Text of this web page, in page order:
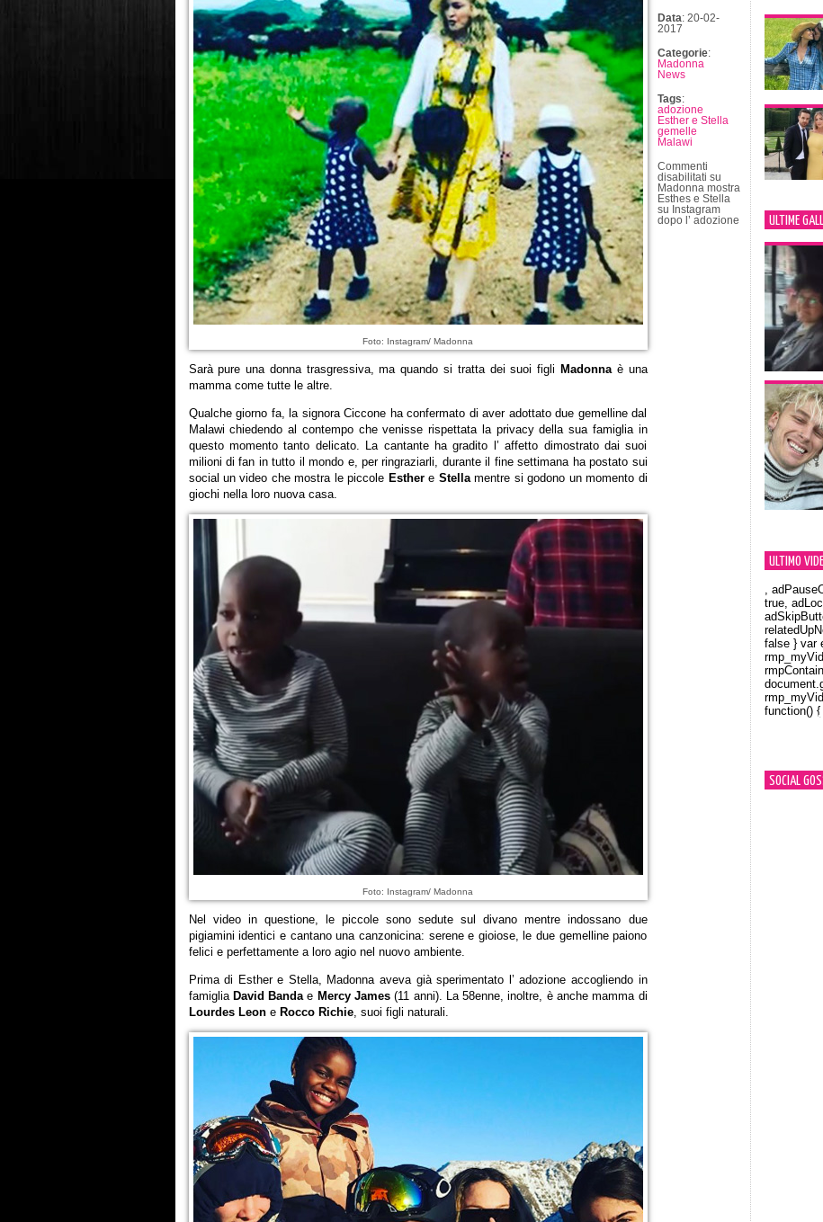
Foto: Instagram/ Madonna
Sarà pure una donna trasgressiva, ma quando si tratta dei suoi figli Madonnaè una
mamma come tutte le altre.
Qualche giorno fa, la signora Ciccone ha confermato di aver adottato due gemelline dal
Malawi chiedendo al contempo che venisse rispettata la privacy della sua famiglia in
questo momento tanto delicato. La cantante ha gradito l’ affetto dimostrato dai suoi
milioni di fan in tutto il mondo e, per ringraziarli, durante il fine settimana ha postato sui
social un video che mostra le piccole Esthere Stellamentre si godono un momento di
giochi nella loro nuova casa.
Foto: Instagram/ Madonna
Nel video in questione, le piccole sono sedute sul divano mentre indossano due
pigiamini identici e cantano una canzonicina: serene e gioiose, le due gemelline paiono
felici e perfettamente a loro agio nel nuovo ambiente.
Prima di Esther e Stella, Madonna aveva già sperimentato l’ adozione accogliendo in
famiglia David Bandae Mercy James(11 anni). La 58enne, inoltre, è anche mamma di
Lourdes Leone Rocco Richie, suoi figli naturali.
Data: 20-02-
2017
Categorie:
Madonna
News
Tags:
adozione
Esther e Stella
gemelle
Malawi
Commenti
disabilitati su
Madonna mostra
Esthes e Stella
su Instagram
dopo l’ adozione
ULTIME
ULTIMO
Orlando
,
true,
false } var
function()
SOCIAL